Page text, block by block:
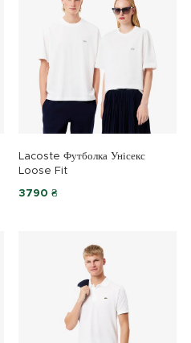
Lacoste Футболка Унісекс
Loose Fit
3790 ₴